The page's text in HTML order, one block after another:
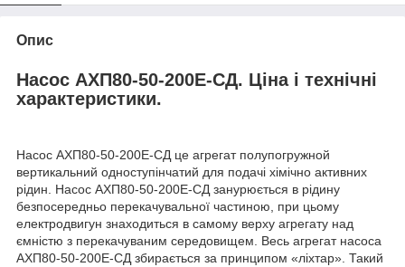
Опис
Насос АХП80-50-200Е-СД. Ціна і технічні
характеристики.
Насос АХП80-50-200Е-СД це агрегат полупогружной
вертикальний одноступінчатий для подачі хімічно активних
рідин. Насос АХП80-50-200Е-СД занурюється в рідину
безпосередньо перекачувальної частиною, при цьому
електродвигун знаходиться в самому верху агрегату над
ємністю з перекачуваним середовищем. Весь агрегат насоса
АХП80-50-200Е-СД збирається за принципом «ліхтар». Такий